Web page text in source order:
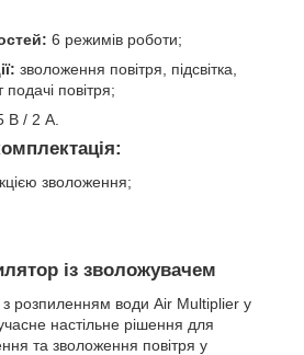
6 режимів роботи;
зволоження повітря, підсвітка,
повітря;
В / 2 А.
зволоження;
із зволожувачем
розпиленням води Air Multiplier у
настільне рішення для
та зволоження повітря у